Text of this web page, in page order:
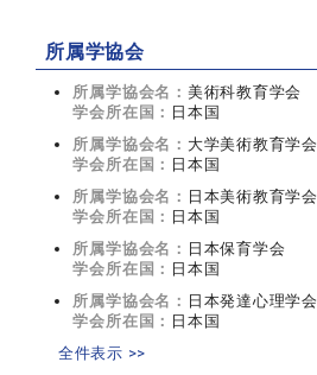
所属学協会
所属学協会名： 美術科教育学会
学会所在国： 日本国
所属学協会名： 大学美術教育学会
学会所在国： 日本国
所属学協会名： 日本美術教育学会
学会所在国： 日本国
所属学協会名： 日本保育学会
学会所在国： 日本国
所属学協会名： 日本発達心理学会
学会所在国： 日本国
全件表示 >>